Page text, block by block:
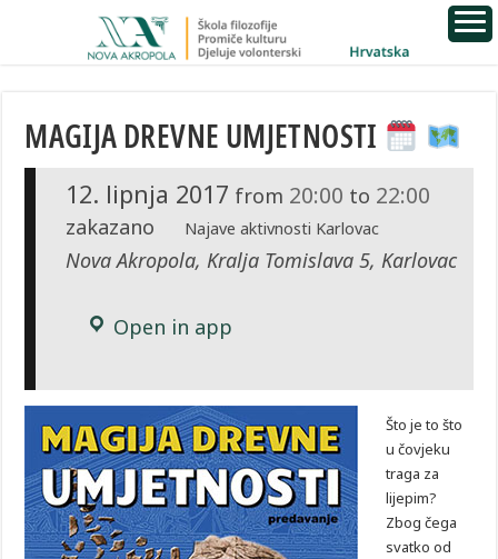
MAGIJA DREVNE UMJETNOSTI
12. lipnja 2017 from 20:00 to 22:00
zakazano Najave aktivnosti Karlovac
Nova Akropola, Kralja Tomislava 5, Karlovac
Open in app
Što je to što
u čovjeku
traga za
lijepim?
Zbog čega
svatko od